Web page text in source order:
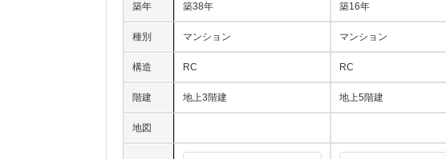
築年 築38年 築16年
種別 マンション マンション
構造 RC RC
階建 地上3階建 地上5階建
地図